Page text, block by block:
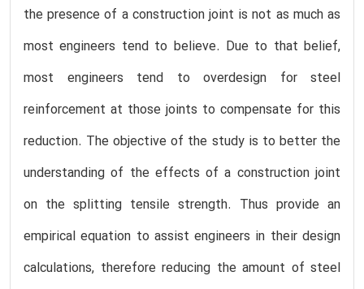
the presence of a construction joint is not as much as
most engineers tend to believe. Due to that belief,
most engineers tend to overdesign for steel
reinforcement at those joints to compensate for this
reduction. The objective of the study is to better the
understanding of the effects of a construction joint
on the splitting tensile strength. Thus provide an
empirical equation to assist engineers in their design
calculations, therefore reducing the amount of steel